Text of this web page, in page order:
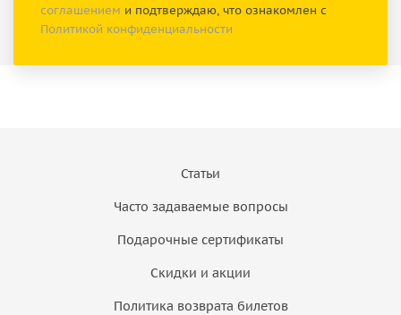
соглашением и подтверждаю, что ознакомлен с
Политикой конфиденциальности
Статьи
Часто задаваемые вопросы
Подарочные сертификаты
Скидки и акции
Политика возврата билетов